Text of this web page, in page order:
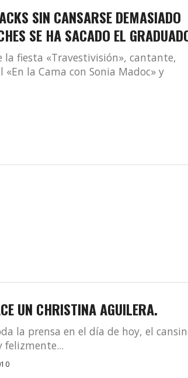
SIN CANSARSE DEMASIADO
SE HA SACADO EL
fiesta «Travestivisión», cantante,
la Cama con Sonia Madoc» y
UN CHRISTINA AGUILERA.
la prensa en el día de hoy, el
felizmente...